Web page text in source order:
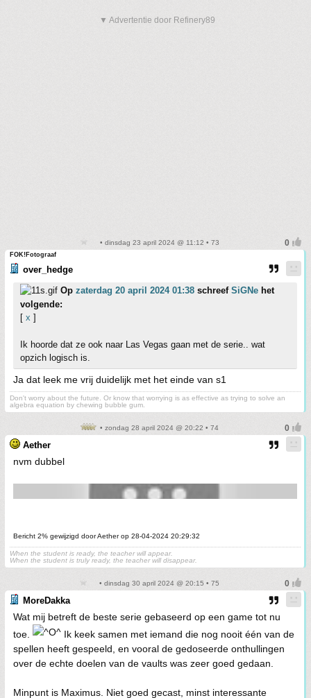
▼ Advertentie door Refinery89
• dinsdag 23 april 2024 @ 11:12 • 73
FOK!Fotograaf
over_hedge
Op zaterdag 20 april 2024 01:38 schreef SiGNe het
volgende:
[ x ]
Ik hoorde dat ze ook naar Las Vegas gaan met de serie.. wat
opzich logisch is.
Ja dat leek me vrij duidelijk met het einde van s1
Don't worry about the future. Or know that worrying is as effective as trying to solve an
algebra equation by chewing bubble gum.
• zondag 28 april 2024 @ 20:22 • 74
Aether
nvm dubbel
Bericht 2% gewijzigd door Aether op 28-04-2024 20:29:32
When the student is ready, the teacher will appear.
When the student is truly ready, the teacher will disappear.
• dinsdag 30 april 2024 @ 20:15 • 75
MoreDakka
Wat mij betreft de beste serie gebaseerd op een game tot nu
toe.
Ik keek samen met iemand die nog nooit één van de
spellen heeft gespeeld, en vooral de gedoseerde onthullingen
over de echte doelen van de vaults was zeer goed gedaan.
Minpunt is Maximus. Niet goed gecast, minst interessante